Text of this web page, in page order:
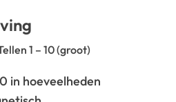
1 – 10 (groot)
in hoeveelheden